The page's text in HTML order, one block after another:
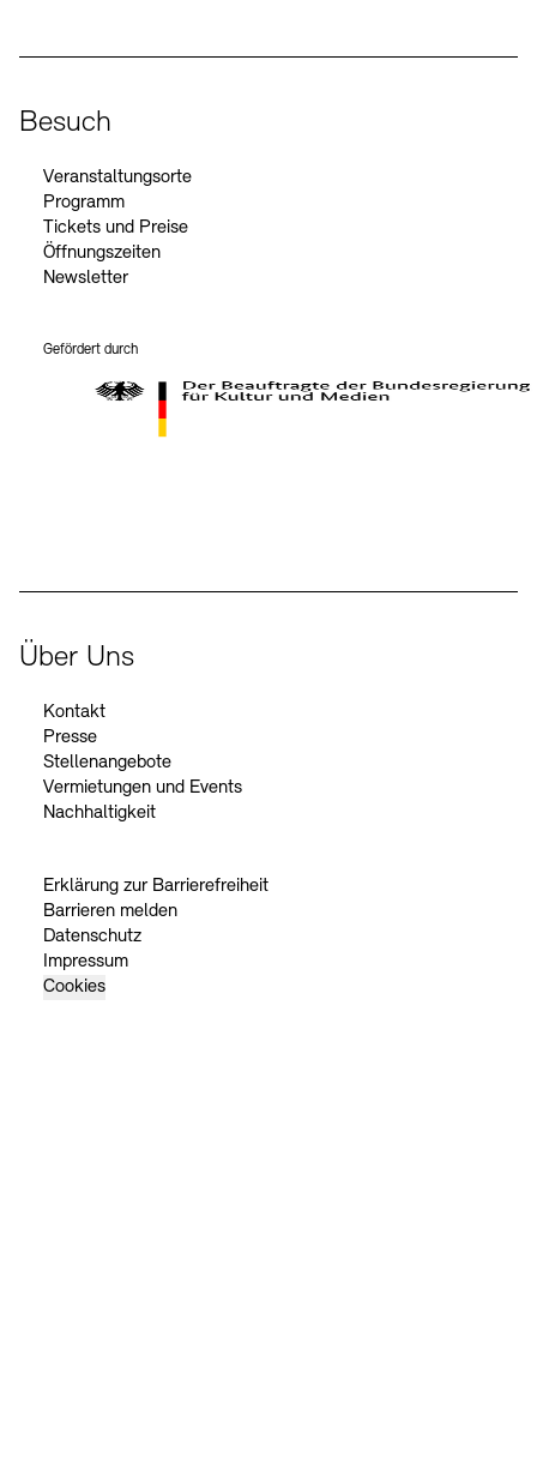
Besuch
Veranstaltungsorte
Programm
Tickets und Preise
Öffnungszeiten
Newsletter
Gefördert durch
Über Uns
Kontakt
Presse
Stellenangebote
Vermietungen und Events
Nachhaltigkeit
Erklärung zur Barrierefreiheit
Barrieren melden
Datenschutz
Impressum
Cookies